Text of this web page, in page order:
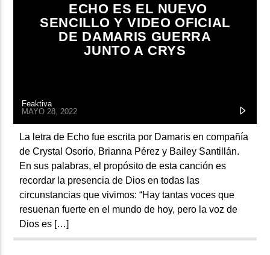
ECHO ES EL NUEVO
SENCILLO Y VIDEO OFICIAL
DE DAMARIS GUERRA
JUNTO A CRYS
Feaktiva
MAYO 28, 2022
La letra de Echo fue escrita por Damaris en compañía
de Crystal Osorio, Brianna Pérez y Bailey Santillán.
En sus palabras, el propósito de esta canción es
recordar la presencia de Dios en todas las
circunstancias que vivimos: “Hay tantas voces que
resuenan fuerte en el mundo de hoy, pero la voz de
Dios es […]